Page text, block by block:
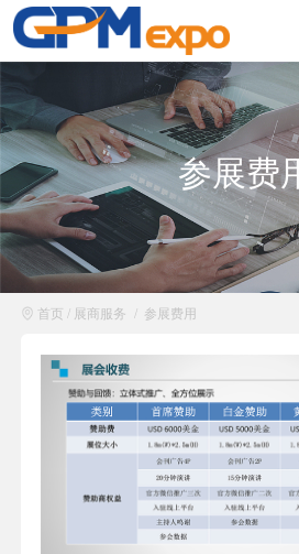
参展费
首页 / 展商服务 / 参展费用